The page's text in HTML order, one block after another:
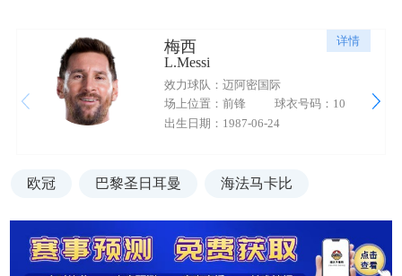
详情
梅西
L.Messi
效力球队：迈阿密国际
场上位置：前锋
球衣号码：10
出生日期：1987-06-24
欧冠 巴黎圣日耳曼 海法马卡比